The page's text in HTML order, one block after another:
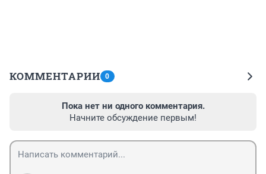
КОММЕНТАРИИ 0
Пока нет ни одного комментария.
Начните обсуждение первым!